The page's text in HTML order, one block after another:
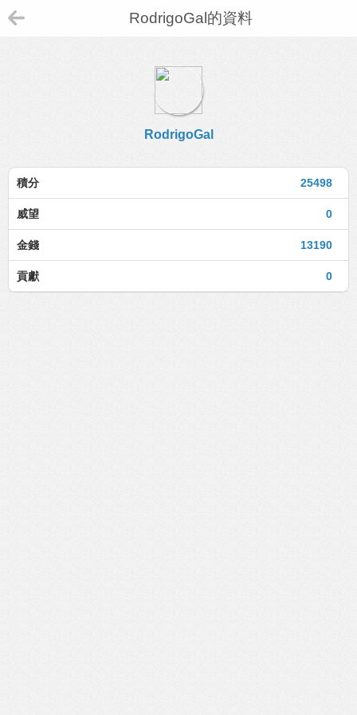
RodrigoGal的資料
RodrigoGal
25498
積分
0
威望
13190
金錢
0
貢獻